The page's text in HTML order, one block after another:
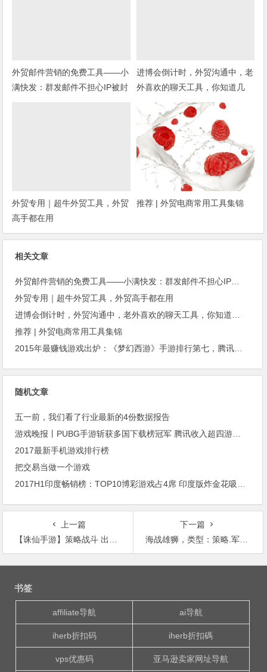
外贸邮件营销的免费工具——小
满快发：群发邮件不担心IP被封
进博会倒计时，外贸沟通中，老
外喜欢的聊天工具，你知道几
外贸专用｜超牛外贸工具，外贸
高手都在用
推荐 | 外贸电商常用工具集锦
相关文章
外贸专用｜超牛外贸工具，外贸高手都在用
推荐 | 外贸电商常用工具集锦
随机文章
五一前，我们看了行业最新的4份数据报告
2017最新手机游戏排行榜
把交易当做一个游戏
上一篇
【诛仙手游】策略战斗 出奇制胜 阵灵系统玩法攻略
下一篇
海战雄狮，类型：策略.军事，角色类手游
文
书签
affiliate导航 ai导航
iherb折扣码 iherb折扣碼
vps优惠码 亚马逊卖家网址导航